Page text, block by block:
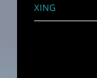
XING